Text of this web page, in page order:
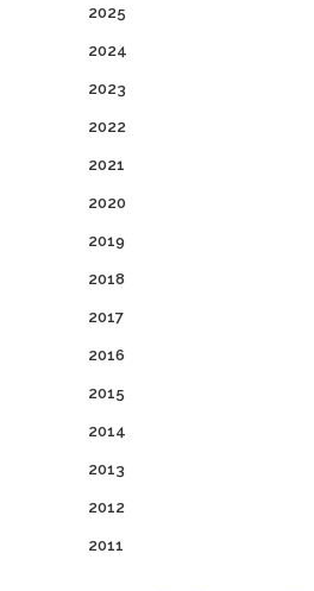
2025
2024
2023
2022
2021
2020
2019
2018
2017
2016
2015
2014
2013
2012
2011